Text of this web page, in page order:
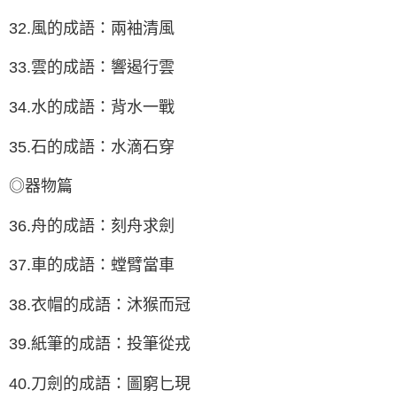
32.風的成語：兩袖清風
33.雲的成語：響遏行雲
34.水的成語：背水一戰
35.石的成語：水滴石穿
◎器物篇
36.舟的成語：刻舟求劍
37.車的成語：螳臂當車
38.衣帽的成語：沐猴而冠
39.紙筆的成語：投筆從戎
40.刀劍的成語：圖窮匕現